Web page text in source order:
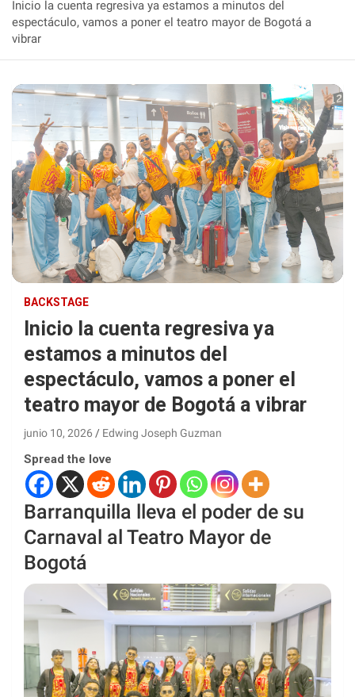
Inicio la cuenta regresiva ya estamos a minutos del
espectáculo, vamos a poner el teatro mayor de Bogotá a
vibrar
BACKSTAGE
Inicio la cuenta regresiva ya
estamos a minutos del
espectáculo, vamos a poner el
teatro mayor de Bogotá a vibrar
junio 10, 2026 Edwing Joseph Guzman
Spread the love
Barranquilla lleva el poder de su
Carnaval al Teatro Mayor de
Bogotá